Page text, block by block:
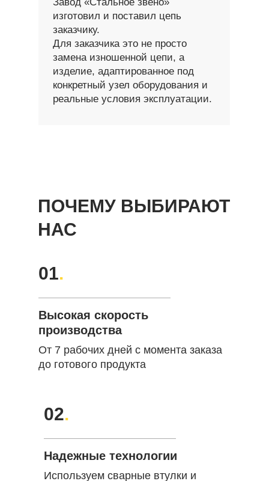
изготовил и поставил цепь
заказчику.
Для заказчика это не просто
замена изношенной цепи, а
изделие, адаптированное под
конкретный узел оборудования и
реальные условия эксплуатации.
ПОЧЕМУ ВЫБИРАЮТ
НАС
01.
Высокая скорость
производства
От 7 рабочих дней с момента заказа
до готового продукта
02.
Надежные технологии
Используем сварные втулки и